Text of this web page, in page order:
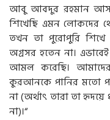
আবু আবদুর রহমান আস-
শিখেছি এমন লোকদের
তখন তা পুরোপুরি
অগ্রসর হতেন না।
আমল করেছি।
কুরআনকে পানির মতো
না (অর্থাৎ তারা তা
না)।“